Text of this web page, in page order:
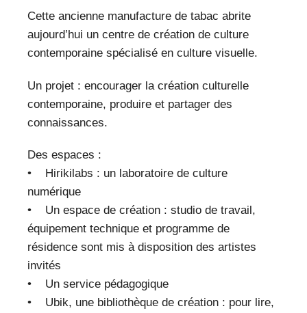
OFFRES D’EMPLOIS
Cette ancienne manufacture de tabac abrite
aujourd’hui un centre de création de culture
contemporaine spécialisé en culture visuelle.
Un projet : encourager la création culturelle
contemporaine, produire et partager des
connaissances.
Des espaces :
• Hirikilabs : un laboratoire de culture
numérique
• Un espace de création : studio de travail,
équipement technique et programme de
résidence sont mis à disposition des artistes
invités
• Un service pédagogique
• Ubik, une bibliothèque de création : pour lire,